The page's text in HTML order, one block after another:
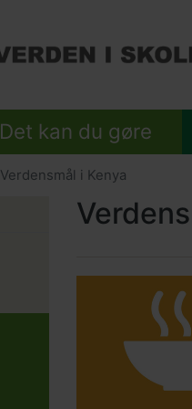
Det kan du gøre
Verdensmål i Kenya